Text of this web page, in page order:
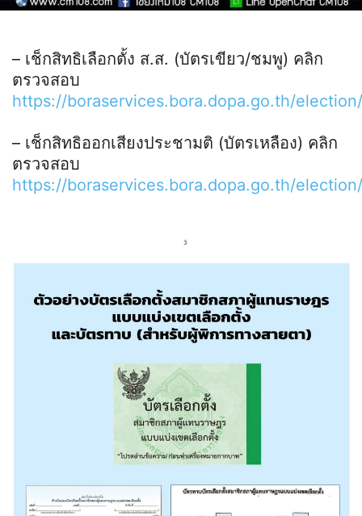
– เช็กสิทธิเลือกตั้ง ส.ส. (บัตรเขียว/ชมพู) คลิก
ตรวจสอบ
https://boraservices.bora.dopa.go.th/
– เช็กสิทธิออกเสียงประชามติ (บัตรเหลือง) คลิก
ตรวจสอบ
https://boraservices.bora.dopa.go.th/